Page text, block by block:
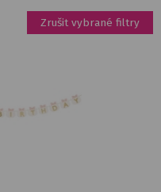
Zrušit vybrané filtry